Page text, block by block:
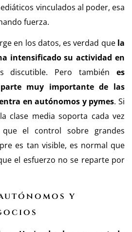
vinculados al poder, esa
fuerza.
en los datos, es verdad que la
intensificado su actividad en
discutible. Pero también es
muy importante de las
en autónomos y pymes. Si
clase media soporta cada vez
el control sobre grandes
es tan visible, es normal que
el esfuerzo no se reparte por
y